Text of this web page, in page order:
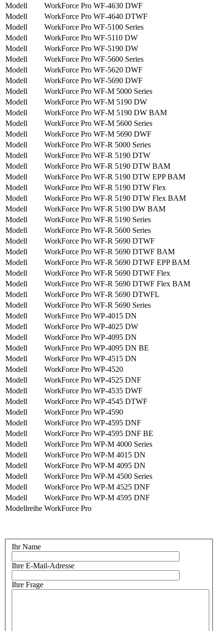
Modell
WorkForce Pro WF-4630 DWF
Modell
WorkForce Pro WF-4640 DTWF
Modell
WorkForce Pro WF-5100 Series
Modell
WorkForce Pro WF-5110 DW
Modell
WorkForce Pro WF-5190 DW
Modell
WorkForce Pro WF-5600 Series
Modell
WorkForce Pro WF-5620 DWF
Modell
WorkForce Pro WF-5690 DWF
Modell
WorkForce Pro WF-M 5000 Series
Modell
WorkForce Pro WF-M 5190 DW
Modell
WorkForce Pro WF-M 5190 DW BAM
Modell
WorkForce Pro WF-M 5600 Series
Modell
WorkForce Pro WF-M 5690 DWF
Modell
WorkForce Pro WF-R 5000 Series
Modell
WorkForce Pro WF-R 5190 DTW
Modell
WorkForce Pro WF-R 5190 DTW BAM
Modell
WorkForce Pro WF-R 5190 DTW EPP BAM
Modell
WorkForce Pro WF-R 5190 DTW Flex
Modell
WorkForce Pro WF-R 5190 DTW Flex BAM
Modell
WorkForce Pro WF-R 5190 DW BAM
Modell
WorkForce Pro WF-R 5190 Series
Modell
WorkForce Pro WF-R 5600 Series
Modell
WorkForce Pro WF-R 5690 DTWF
Modell
WorkForce Pro WF-R 5690 DTWF BAM
Modell
WorkForce Pro WF-R 5690 DTWF EPP BAM
Modell
WorkForce Pro WF-R 5690 DTWF Flex
Modell
WorkForce Pro WF-R 5690 DTWF Flex BAM
Modell
WorkForce Pro WF-R 5690 DTWFL
Modell
WorkForce Pro WF-R 5690 Series
Modell
WorkForce Pro WP-4015 DN
Modell
WorkForce Pro WP-4025 DW
Modell
WorkForce Pro WP-4095 DN
Modell
WorkForce Pro WP-4095 DN BE
Modell
WorkForce Pro WP-4515 DN
Modell
WorkForce Pro WP-4520
Modell
WorkForce Pro WP-4525 DNF
Modell
WorkForce Pro WP-4535 DWF
Modell
WorkForce Pro WP-4545 DTWF
Modell
WorkForce Pro WP-4590
Modell
WorkForce Pro WP-4595 DNF
Modell
WorkForce Pro WP-4595 DNF BE
Modell
WorkForce Pro WP-M 4000 Series
Modell
WorkForce Pro WP-M 4015 DN
Modell
WorkForce Pro WP-M 4095 DN
Modell
WorkForce Pro WP-M 4500 Series
Modell
WorkForce Pro WP-M 4525 DNF
Modell
WorkForce Pro WP-M 4595 DNF
Modellreihe WorkForce Pro
Ihr Name
Ihre E-Mail-Adresse
Ihre Frage